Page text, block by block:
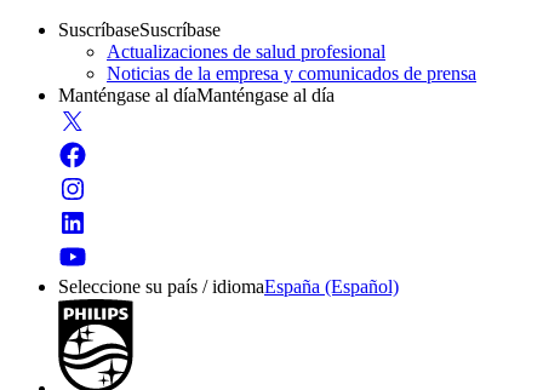
SuscríbaseSuscríbase
Actualizaciones de salud profesional
Noticias de la empresa y comunicados de prensa
Manténgase al díaManténgase al día
Seleccione su país / idiomaEspaña (Español)